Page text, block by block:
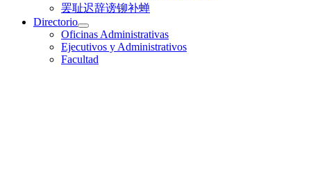
罢耻迟辞谤铆补蝉
Directorio
Oficinas Administrativas
Ejecutivos y Administrativos
Facultad